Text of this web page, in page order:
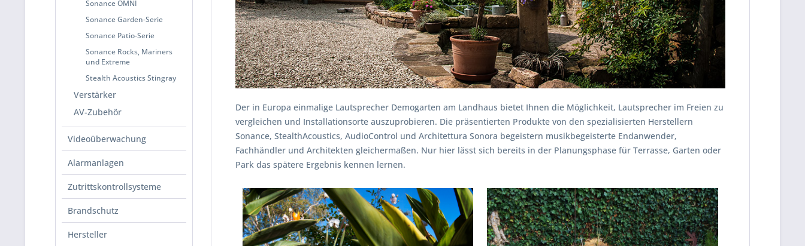
Sonance OMNI
Sonance Garden-Serie
Sonance Patio-Serie
Sonance Rocks, Mariners
und Extreme
Stealth Acoustics Stingray
Verstärker
AV-Zubehör
Videoüberwachung
Alarmanlagen
Zutrittskontrollsysteme
Brandschutz
Hersteller
Der in Europa einmalige Lautsprecher Demogarten am Landhaus bietet Ihnen die Möglichkeit, Lautsprecher im Freien zu
vergleichen und Installationsorte auszuprobieren. Die präsentierten Produkte von den spezialisierten Herstellern
Sonance, StealthAcoustics, AudioControl und Architettura Sonora begeistern musikbegeisterte Endanwender,
Fachhändler und Architekten gleichermaßen. Nur hier lässt sich bereits in der Planungsphase für Terrasse, Garten oder
Park das spätere Ergebnis kennen lernen.